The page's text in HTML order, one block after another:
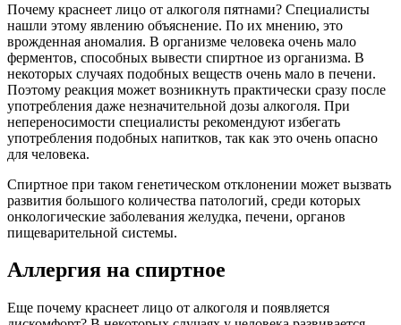
Почему краснеет лицо от алкоголя пятнами? Специалисты
нашли этому явлению объяснение. По их мнению, это
врожденная аномалия. В организме человека очень мало
ферментов, способных вывести спиртное из организма. В
некоторых случаях подобных веществ очень мало в печени.
Поэтому реакция может возникнуть практически сразу после
употребления даже незначительной дозы алкоголя. При
непереносимости специалисты рекомендуют избегать
употребления подобных напитков, так как это очень опасно
для человека.
Спиртное при таком генетическом отклонении может вызвать
развития большого количества патологий, среди которых
онкологические заболевания желудка, печени, органов
пищеварительной системы.
Аллергия на спиртное
Еще почему краснеет лицо от алкоголя и появляется